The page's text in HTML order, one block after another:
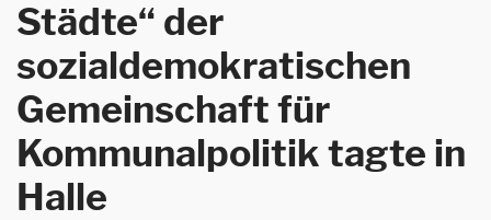
Städte“ der
sozialdemokratischen
Gemeinschaft für
Kommunalpolitik tagte in
Halle